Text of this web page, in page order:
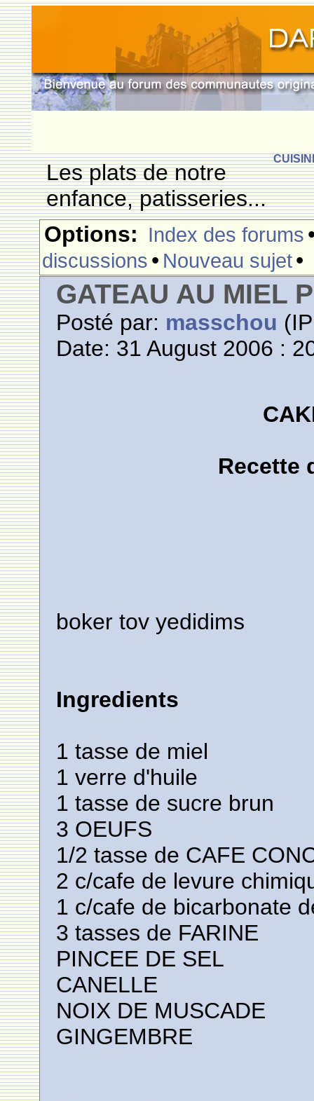
Les plats de notre
enfance, patisseries...
Options: Index des forums
discussions • Nouveau sujet•
GATEAU AU MIEL
Posté par: masschou
Date: 31 August 2006 :
Recette
boker tov yedidims
Ingredients
1 tasse de miel
1 verre d'huile
1 tasse de sucre brun
3 OEUFS
1/2 tasse de CAFE
2 c/cafe de levure
1 c/cafe de bicarbonate
3 tasses de FARINE
PINCEE DE SEL
CANELLE
NOIX DE MUSCADE
GINGEMBRE